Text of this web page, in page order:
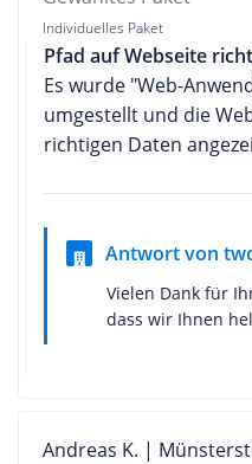
Individuelles Paket
Pfad auf Webseite
Es wurde "Web-
umgestellt und die
richtigen Daten
Antwort von
Vielen Dank für
dass wir Ihnen
Andreas K. |